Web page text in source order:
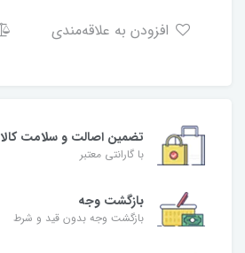
تضمین اصالت و سلامت کالا
با گارانتی معتبر
بازگشت وجه
بازگشت وجه بدون قید و شرط